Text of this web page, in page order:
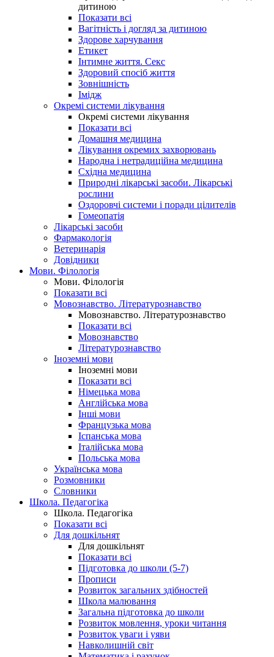
дитиною
Показати всі
Вагітність і догляд за дитиною
Здорове харчування
Етикет
Інтимне життя. Секс
Здоровий спосіб життя
Зовнішність
Імідж
Окремі системи лікування
Окремі системи лікування
Показати всі
Домашня медицина
Лікування окремих захворювань
Народна і нетрадиційна медицина
Східна медицина
Природні лікарські засоби. Лікарські
рослини
Оздоровчі системи і поради цілителів
Гомеопатія
Лікарські засоби
Фармакологія
Ветеринарія
Довідники
Мови. Філологія
Мови. Філологія
Показати всі
Мовознавство. Літературознавство
Мовознавство. Літературознавство
Показати всі
Мовознавство
Літературознавство
Іноземні мови
Іноземні мови
Показати всі
Німецька мова
Англійська мова
Інші мови
Французька мова
Іспанська мова
Італійська мова
Польська мова
Українська мова
Розмовники
Словники
Школа. Педагогіка
Школа. Педагогіка
Показати всі
Для дошкільнят
Для дошкільнят
Показати всі
Підготовка до школи (5-7)
Прописи
Розвиток загальних здібностей
Школа малювання
Загальна підготовка до школи
Розвиток мовлення, уроки читання
Розвиток уваги і уяви
Навколишній світ